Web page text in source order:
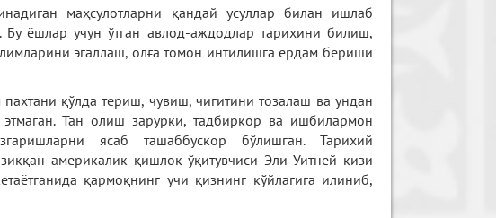
маҳсулотларни қандай усуллар билан ишлаб
ёшлар учун ўтган авлод-аждодлар тарихини билиш,
эгаллаш, олға томон интилишга ёрдам бериши
қўлда териш, чувиш, чигитини тозалаш ва ундан
Тан олиш зарурки, тадбиркор ва ишбилармон
ясаб ташаббускор бўлишган. Тарихий
америкалик қишлоқ ўқитувчиси Эли Уитней қизи
қармоқнинг учи қизнинг кўйлагига илиниб,